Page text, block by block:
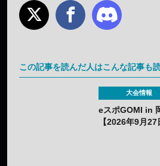
この記事を読んだ人はこんな記事も
大会情報
eスポGOMI in
【2026年9月27